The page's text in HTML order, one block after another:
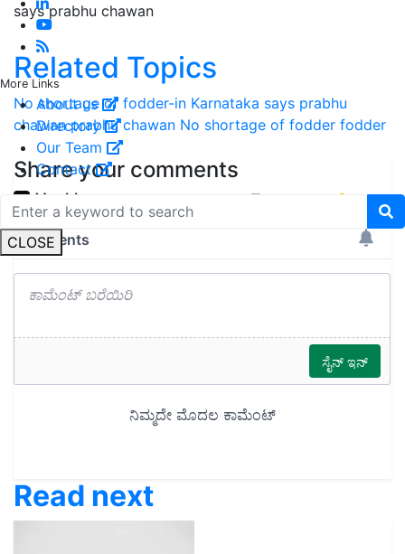
More Links
About us
Directory
Our Team
Contact
CLOSE
says prabhu chawan
Related Topics
No shortage of fodder-in Karnataka says prabhu
chawan prabhu chawan No shortage of fodder fodder
Share your comments
Read next